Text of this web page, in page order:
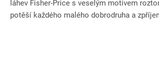
láhev Fisher-Price s veselým motivem
potěší každého malého dobrodruha a